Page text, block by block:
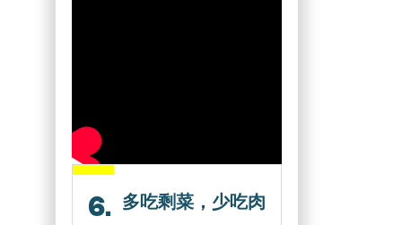
6. 多吃剩菜，少吃肉